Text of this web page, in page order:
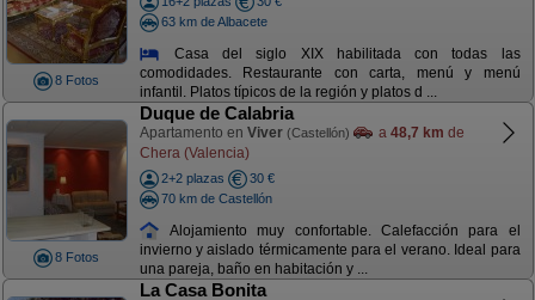
8 Fotos
63 km de Albacete
Casa del siglo XIX habilitada con todas las
comodidades. Restaurante con carta, menú y menú
infantil. Platos típicos de la región y platos d ...
8 Fotos
Duque de Calabria
Apartamento en Viver (Castellón) a 48,7 km de
Chera (Valencia)
2+2 plazas
30 €
70 km de Castellón
Alojamiento muy confortable. Calefacción para el
invierno y aislado térmicamente para el verano. Ideal para
una pareja, baño en habitación y ...
La Casa Bonita